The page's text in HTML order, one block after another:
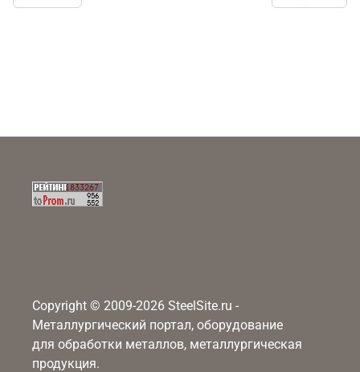
Copyright © 2009-2026 SteelSite.ru -
Металлургический портал, оборудование
для обработки металлов, металлургическая
продукция.